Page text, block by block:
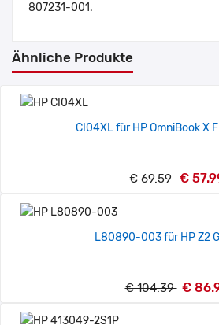
807231-001.
Ähnliche Produkte
CI04XL für HP OmniBook X
€ 69.59 €
L80890-003 für HP Z2
€ 104.39 €